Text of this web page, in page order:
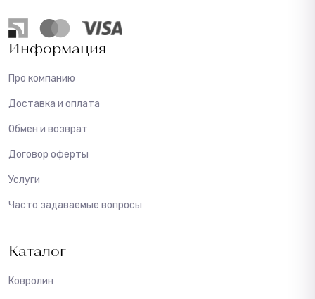
Информация
Про компанию
Доставка и оплата
Обмен и возврат
Договор оферты
Услуги
Часто задаваемые вопросы
Каталог
Ковролин